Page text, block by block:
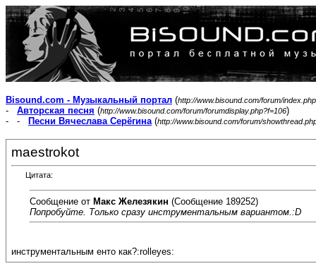
Bisound.com - Музыкальный портал (http://www.bisound.com/forum/index.php
- Авторская песня (http://www.bisound.com/forum/forumdisplay.php?f=106)
- -
Песни Вячеслава Серёгина(http://www.bisound.com/forum/
maestrokot
Цитата:
Сообщение от Макс Железякин (Сообщение 189252)
Попробуйте. Только сразу инструментальным вариантом.:D
инструментальным енто как?:rolleyes: